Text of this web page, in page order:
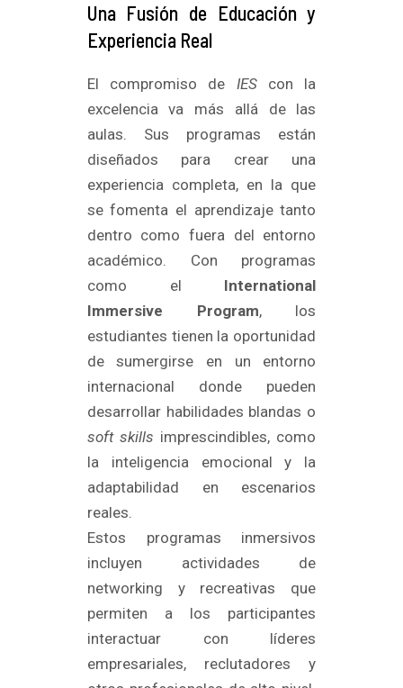
Una Fusión de Educación y
Experiencia Real
El compromiso de IEScon la
excelencia va más allá de las
aulas. Sus programas están
diseñados para crear una
experiencia completa, en la que
se fomenta el aprendizaje tanto
dentro como fuera del entorno
académico. Con programas
como el International
Immersive Program, los
estudiantes tienen la oportunidad
de sumergirse en un entorno
internacional donde pueden
desarrollar habilidades blandas o
soft skills imprescindibles, como
la inteligencia emocional y la
adaptabilidad en escenarios
reales.
Estos programas inmersivos
incluyen actividades de
networking y recreativas que
permiten a los participantes
interactuar con líderes
empresariales, reclutadores y